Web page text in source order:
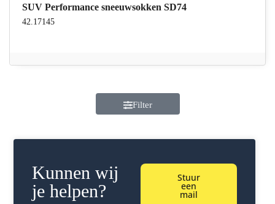
SUV Performance sneeuwsokken SD74
42.17145
Filter
Kunnen wij
je helpen?
Stuur
een
mail